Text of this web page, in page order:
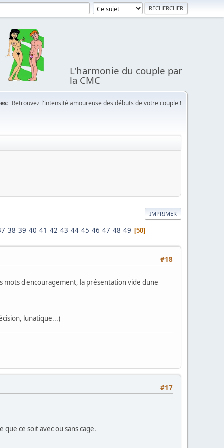
L'harmonie du couple par
la CMC
Retrouvez l'intensité amoureuse des débuts de votre couple !
IMPRIMER
38 39 40 41 42 43 44 45 46 47 48 49 50
#18
mots d'encouragement, la présentation vide dune
lunatique...)
#17
ce soit avec ou sans cage.